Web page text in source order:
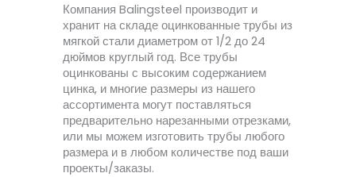
Компания Balingsteel производит и
хранит на складе оцинкованные трубы из
мягкой стали диаметром от 1/2 до 24
дюймов круглый год. Все трубы
оцинкованы с высоким содержанием
цинка, и многие размеры из нашего
ассортимента могут поставляться
предварительно нарезанными отрезками,
или мы можем изготовить трубы любого
размера и в любом количестве под ваши
проекты/заказы.